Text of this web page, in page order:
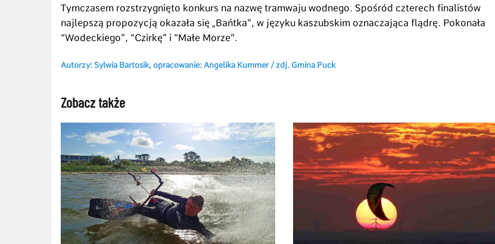
Tymczasem rozstrzygnięto konkurs na nazwę tramwaju wodnego. Spośród czterech finalistów
najlepszą propozycją okazała się „Bańtka”, w języku kaszubskim oznaczająca flądrę. Pokonała
“Wodeckiego”, “Czirkę” i “Małe Morze”.
Autorzy: Sylwia Bartosik, opracowanie: Angelika Kummer / zdj. Gmina Puck
Zobacz także